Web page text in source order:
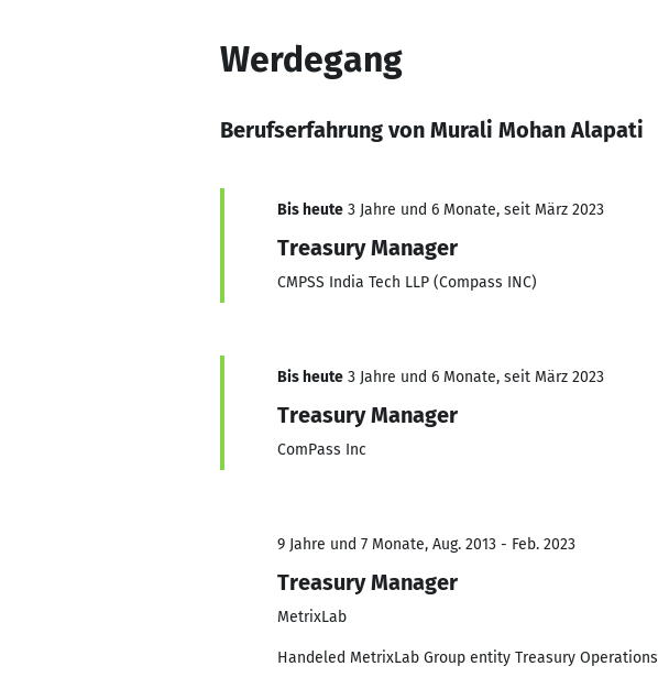
Werdegang
Berufserfahrung von Murali Mohan Alapati
Bis heute 3 Jahre und 6 Monate, seit März 2023
Treasury Manager
CMPSS India Tech LLP (Compass INC)
Bis heute 3 Jahre und 6 Monate, seit März 2023
Treasury Manager
ComPass Inc
9 Jahre und 7 Monate, Aug. 2013 - Feb. 2023
Treasury Manager
MetrixLab
Handeled MetrixLab Group entity Treasury Operations